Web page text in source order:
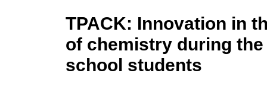
TPACK: Innovation in
of chemistry during
school students